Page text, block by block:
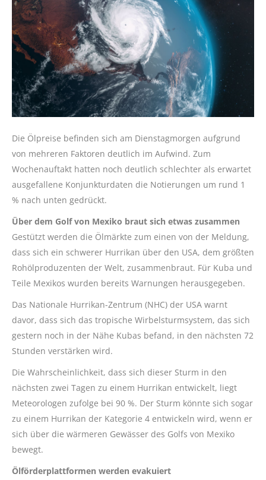
Die Ölpreise befinden sich am Dienstagmorgen aufgrund
von mehreren Faktoren deutlich im Aufwind. Zum
Wochenauftakt hatten noch deutlich schlechter als erwartet
ausgefallene Konjunkturdaten die Notierungen um rund 1
% nach unten gedrückt.
Über dem Golf von Mexiko braut sich etwas zusammen
Gestützt werden die Ölmärkte zum einen von der Meldung,
dass sich ein schwerer Hurrikan über den USA, dem größten
Rohölproduzenten der Welt, zusammenbraut. Für Kuba und
Teile Mexikos wurden bereits Warnungen herausgegeben.
Das Nationale Hurrikan-Zentrum (NHC) der USA warnt
davor, dass sich das tropische Wirbelsturmsystem, das sich
gestern noch in der Nähe Kubas befand, in den nächsten 72
Stunden verstärken wird.
Die Wahrscheinlichkeit, dass sich dieser Sturm in den
nächsten zwei Tagen zu einem Hurrikan entwickelt, liegt
Meteorologen zufolge bei 90 %. Der Sturm könnte sich sogar
zu einem Hurrikan der Kategorie 4 entwickeln wird, wenn er
sich über die wärmeren Gewässer des Golfs von Mexiko
bewegt.
Ölförderplattformen werden evakuiert